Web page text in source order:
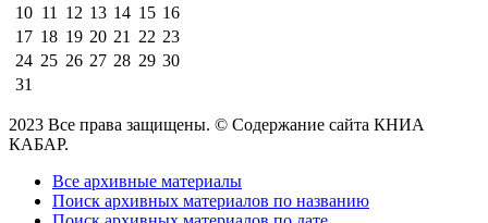
10 11 12 13 14 15 16
17 18 19 20 21 22 23
24 25 26 27 28 29 30
31
2023 Все права защищены. © Содержание сайта КНИА
КАБАР.
Все архивные материалы
Поиск архивных материалов по названию